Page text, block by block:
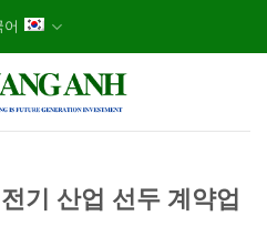
어
산업 선두 계약업